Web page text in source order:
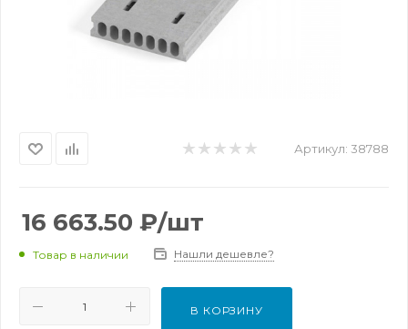
Артикул: 38788
16 663.50 ₽/шт
Товар в наличии Нашли дешевле?
В КОРЗИНУ